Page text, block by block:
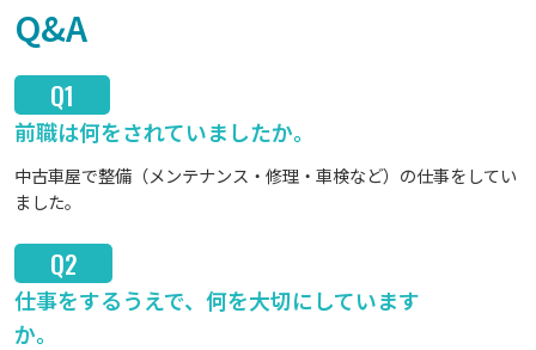
Q&A
Q1
前職は何をされていましたか。
中古車屋で整備（メンテナンス・修理・車検など）の仕事をしてい
ました。
Q2
仕事をするうえで、何を大切にしています
か。